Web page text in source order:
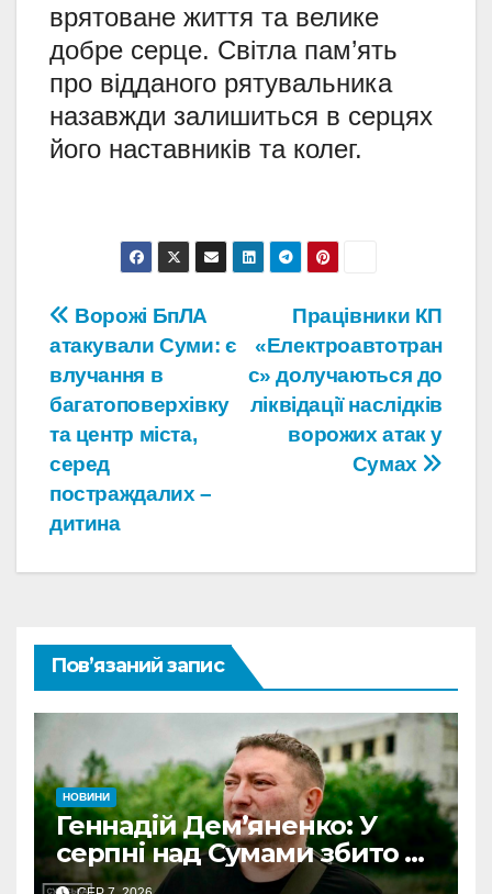
врятоване життя та велике
добре серце. Світла пам’ять
про відданого рятувальника
назавжди залишиться в серцях
його наставників та колег.
Навігація
записів
Працівники КП
«Електроавтотран
с» долучаються до
ліквідації наслідків
ворожих атак у
Сумах
Ворожі БпЛА
атакували Суми: є
влучання в
багатоповерхівку
та центр міста,
серед
постраждалих –
дитина
Пов’язаний запис
НОВИНИ
Геннадій Дем’яненко: У
серпні над Сумами збито 6
КАБів